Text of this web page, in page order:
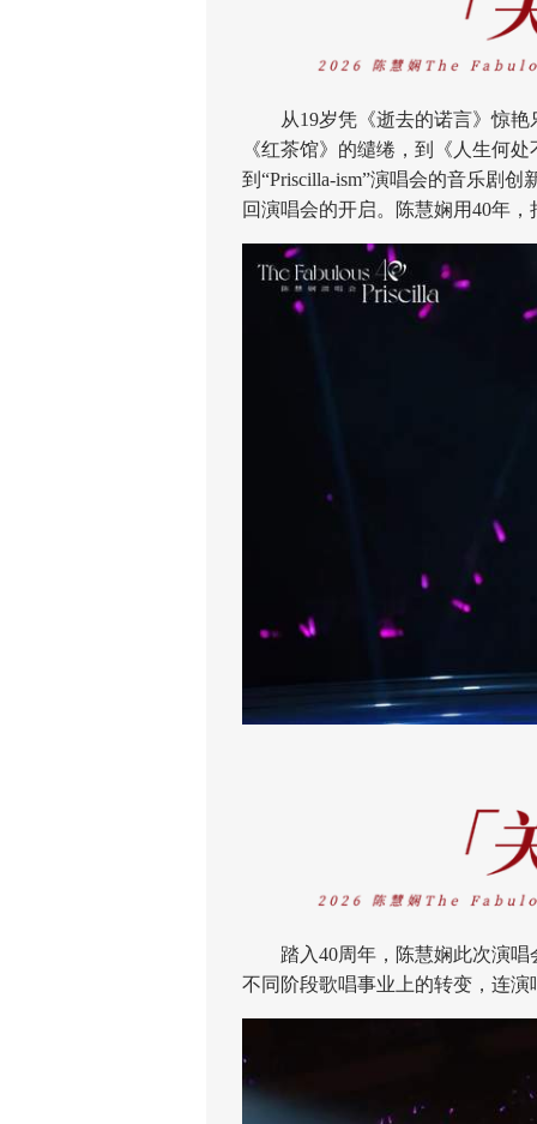
从19岁凭《逝去的诺言》惊艳
《红茶馆》的缱绻，到《人生何
到“Priscilla-ism”演唱会的音乐剧创
回演唱会的开启。陈慧娴用40年
踏入40周年，陈慧娴此次演唱
不同阶段歌唱事业上的转变，连